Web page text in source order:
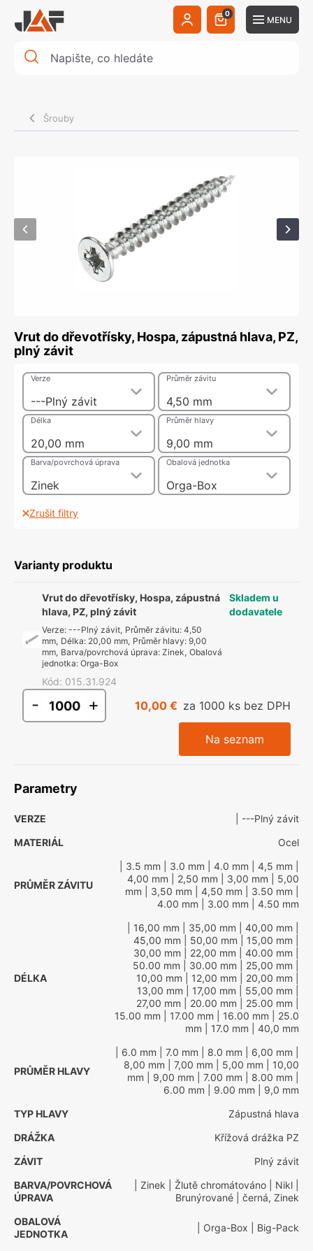
0
MENU
Šrouby
Vrut do dřevotřísky, Hospa, zápustná hlava, PZ,
plný závit
---Plný závit
Verze
4,50 mm
Průměr závitu
20,00 mm
Délka
9,00 mm
Průměr hlavy
Zinek
Barva/povrchová úprava
Orga-Box
Obalová jednotka
Zrušit filtry
Varianty produktu
Vrut do dřevotřísky, Hospa, zápustná
hlava, PZ, plný závit
Verze: ---Plný závit, Průměr závitu: 4,50
mm, Délka: 20,00 mm, Průměr hlavy: 9,00
mm, Barva/povrchová úprava: Zinek, Obalová
jednotka: Orga-Box
Kód: 015.31.924
Skladem u
dodavatele
- + 10,00 € za 1000 ks bez DPH
Na seznam
Parametry
VERZE
| ---Plný závit
MATERIÁL
Ocel
PRŮMĚR ZÁVITU
| 3.5 mm | 3.0 mm | 4.0 mm | 4,5 mm
4,00 mm | 2,50 mm | 3,00 mm | 5,00
mm | 3,50 mm | 4,50 mm | 3.50 mm
4.00 mm | 3.00 mm | 4.50 mm
DÉLKA
| 16,00 mm | 35,00 mm | 40,00 mm
45,00 mm | 50,00 mm | 15,00 mm
30,00 mm | 22,00 mm | 40.00 mm
50.00 mm | 30.00 mm | 25,00 mm
10,00 mm | 12,00 mm | 20,00 mm
13,00 mm | 17,00 mm | 55,00 mm
27,00 mm | 20.00 mm | 25.00 mm
15.00 mm | 17.00 mm | 16.00 mm | 25.0
mm | 17.0 mm | 40,0 mm
PRŮMĚR HLAVY
| 6.0 mm | 7.0 mm | 8.0 mm | 6,00 mm
8,00 mm | 7,00 mm | 5,00 mm | 10,00
mm | 9,00 mm | 7.00 mm | 8.00 mm
6.00 mm | 9.00 mm | 9,0 mm
TYP HLAVY
Zápustná hlava
DRÁŽKA
Křížová drážka PZ
ZÁVIT
Plný závit
BARVA/POVRCHOVÁ
ÚPRAVA
| Zinek | Žlutě chromátováno | Nikl
Brunýrované | černá, Zinek
OBALOVÁ
JEDNOTKA
| Orga-Box | Big-Pack